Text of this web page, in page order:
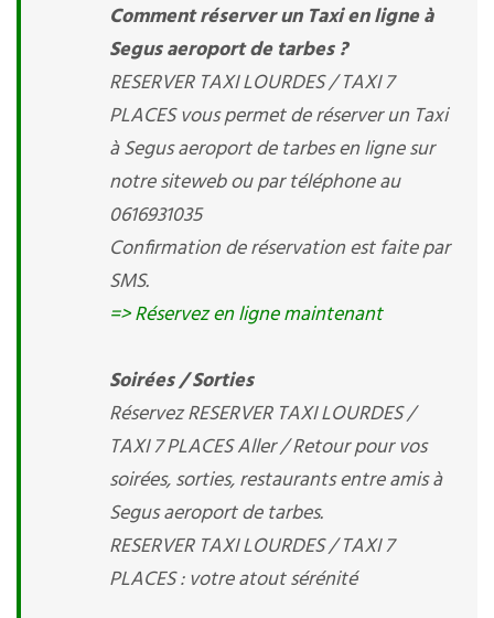
Comment réserver un Taxi en ligne à
Segus aeroport de tarbes ?
RESERVER TAXI LOURDES / TAXI 7
PLACES vous permet de réserver un Taxi
à Segus aeroport de tarbes en ligne sur
notre siteweb ou par téléphone au
0616931035
Confirmation de réservation est faite par
SMS.
=> Réservez en ligne maintenant
Soirées / Sorties
Réservez RESERVER TAXI LOURDES /
TAXI 7 PLACES Aller / Retour pour vos
soirées, sorties, restaurants entre amis à
Segus aeroport de tarbes.
RESERVER TAXI LOURDES / TAXI 7
PLACES : votre atout sérénité